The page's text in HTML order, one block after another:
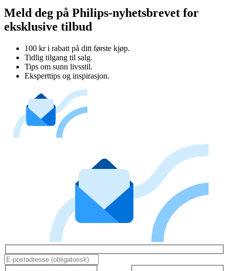
Meld deg på Philips-nyhetsbrevet for
eksklusive tilbud
100 kr i rabatt på ditt første kjøp.
Tidlig tilgang til salg.
Tips om sunn livsstil.
Eksperttips og inspirasjon.